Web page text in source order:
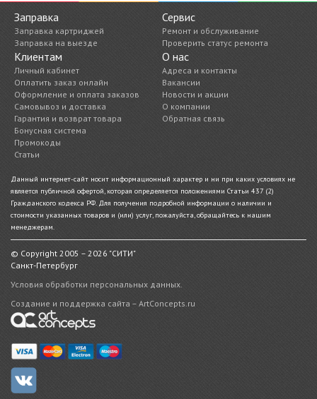
Заправка
Заправка картриджей
Заправка на выезде
Сервис
Ремонт и обслуживание
Проверить статус ремонта
Клиентам
Личный кабинет
Оплатить заказ онлайн
Оформление и оплата заказов
Самовывоз и доставка
Гарантия и возврат товара
Бонусная система
Промокоды
Статьи
О нас
Адреса и контакты
Вакансии
Новости и акции
О компании
Обратная связь
Данный интернет-сайт носит информационный характер и ни при каких условиях не
является публичной офертой, которая определяется положениями Статьи 437 (2)
Гражданского кодекса РФ. Для получения подробной информации о наличии и
стоимости указанных товаров и (или) услуг, пожалуйста, обращайтесь к нашим
менеджерам.
© Copyright 2005 – 2026 "СИТИ"
Санкт-Петербург
Условия обработки персональных данных.
Создание и поддержка сайта – ArtConcepts.ru